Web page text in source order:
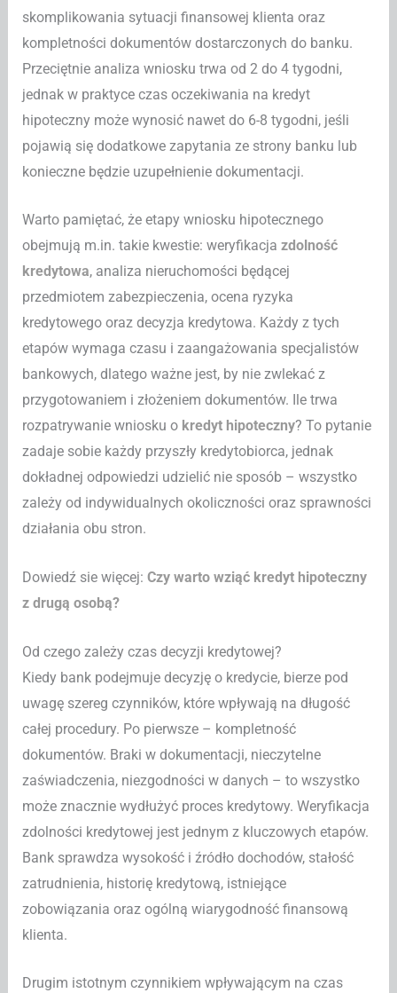
skomplikowania sytuacji finansowej klienta oraz
kompletności dokumentów dostarczonych do banku.
Przeciętnie analiza wniosku trwa od 2 do 4 tygodni,
jednak w praktyce czas oczekiwania na kredyt
hipoteczny może wynosić nawet do 6-8 tygodni, jeśli
pojawią się dodatkowe zapytania ze strony banku lub
konieczne będzie uzupełnienie dokumentacji.
Warto pamiętać, że etapy wniosku hipotecznego
obejmują m.in. takie kwestie: weryfikacja zdolność
kredytowa, analiza nieruchomości będącej
przedmiotem zabezpieczenia, ocena ryzyka
kredytowego oraz decyzja kredytowa. Każdy z tych
etapów wymaga czasu i zaangażowania specjalistów
bankowych, dlatego ważne jest, by nie zwlekać z
przygotowaniem i złożeniem dokumentów. Ile trwa
rozpatrywanie wniosku o kredyt hipoteczny? To pytanie
zadaje sobie każdy przyszły kredytobiorca, jednak
dokładnej odpowiedzi udzielić nie sposób – wszystko
zależy od indywidualnych okoliczności oraz sprawności
działania obu stron.
Dowiedź sie więcej: Czy warto wziąć kredyt hipoteczny
z drugą osobą?
Od czego zależy czas decyzji kredytowej?
Kiedy bank podejmuje decyzję o kredycie, bierze pod
uwagę szereg czynników, które wpływają na długość
całej procedury. Po pierwsze – kompletność
dokumentów. Braki w dokumentacji, nieczytelne
zaświadczenia, niezgodności w danych – to wszystko
może znacznie wydłużyć proces kredytowy. Weryfikacja
zdolności kredytowej jest jednym z kluczowych etapów.
Bank sprawdza wysokość i źródło dochodów, stałość
zatrudnienia, historię kredytową, istniejące
zobowiązania oraz ogólną wiarygodność finansową
klienta.
Drugim istotnym czynnikiem wpływającym na czas